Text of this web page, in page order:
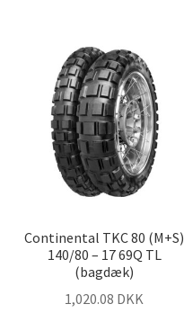
Continental TKC 80 (M+S)
140/80 – 17 69Q TL
(bagdæk)
1,020.08 DKK